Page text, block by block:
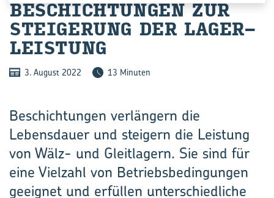
BE­SCHICH­TUN­GEN ZUR
STEI­GE­RUNG DER LA­GER­
LEIS­TUNG
3. August 2022 13 Minuten
Beschichtungen verlängern die
Lebensdauer und steigern die Leistung
von Wälz- und Gleitlagern. Sie sind für
eine Vielzahl von Betriebsbedingungen
geeignet und erfüllen unterschiedliche